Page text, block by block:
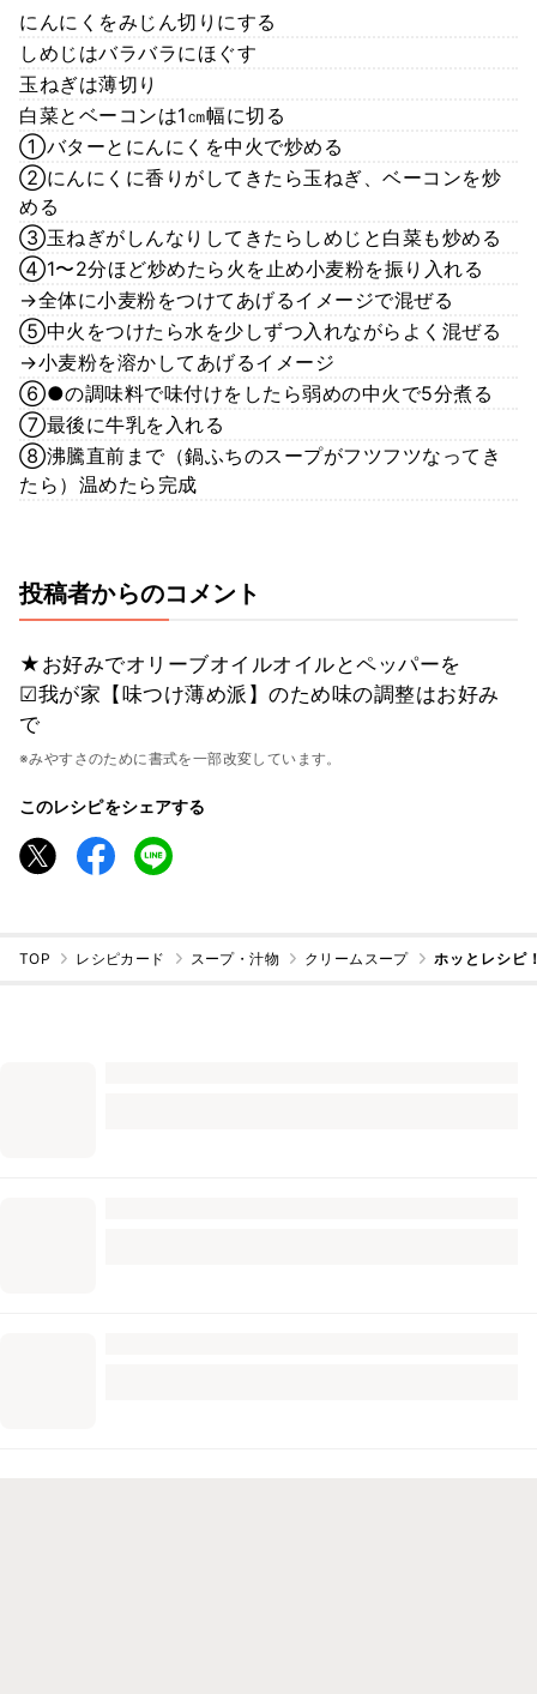
にんにくをみじん切りにする
しめじはバラバラにほぐす
玉ねぎは薄切り
白菜とベーコンは1㎝幅に切る
①バターとにんにくを中火で炒める
②にんにくに香りがしてきたら玉ねぎ、ベーコンを炒
める
③玉ねぎがしんなりしてきたらしめじと白菜も炒める
④1〜2分ほど炒めたら火を止め小麦粉を振り入れる
→全体に小麦粉をつけてあげるイメージで混ぜる
⑤中火をつけたら水を少しずつ入れながらよく混ぜる
→小麦粉を溶かしてあげるイメージ
⑥●の調味料で味付けをしたら弱めの中火で5分煮る
⑦最後に牛乳を入れる
⑧沸騰直前まで（鍋ふちのスープがフツフツなってき
たら）温めたら完成
投稿者からのコメント
★お好みでオリーブオイルオイルとペッパーを
☑︎我が家【味つけ薄め派】のため味の調整はお好み
で
※みやすさのために書式を一部改変しています。
このレシピをシェアする
TOP レシピカード スープ・汁物 クリームスープ ホッとレシピ